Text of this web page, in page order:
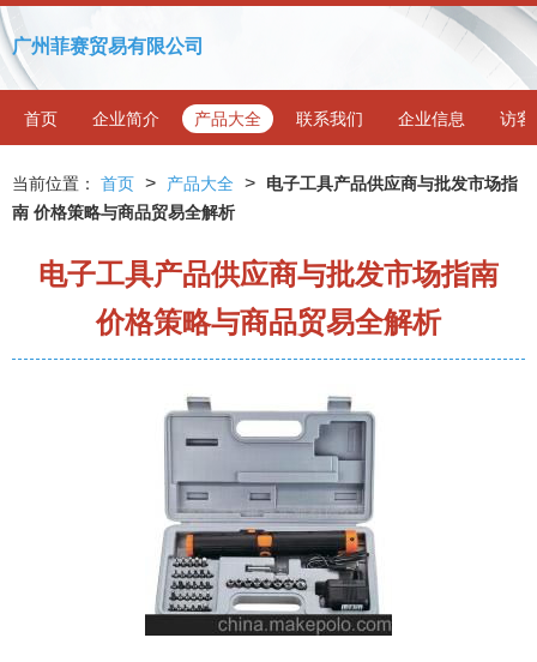
广州菲赛贸易有限公司
首页 企业简介 产品大全 联系我们 企业信息 访客
当前位置： 首页 > 产品大全 >
电子工具产品供应商与批发市场指
南 价格策略与商品贸易全解析
电子工具产品供应商与批发市场指南
价格策略与商品贸易全解析